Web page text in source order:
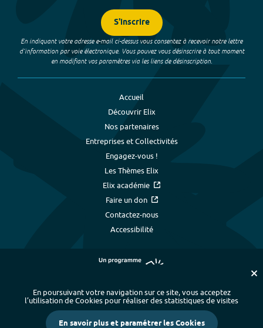
S'inscrire
En indiquant votre adresse e-mail ci-dessus vous consentez à recevoir notre lettre
d’information par voie électronique. Vous pouvez vous désinscrire à tout moment
en modifiant vos paramètres via les liens de désinscription.
Accueil
Découvrir Elix
Nos partenaires
Entreprises et Collectivités
Engagez-vous !
Les Thèmes Elix
Elix académie
Faire un don
Contactez-nous
Accessibilité
Plan du site - Index alphabétique
-
Mentions légales et données personnelles
- Paramétrer les cookies
En poursuivant votre navigation sur ce site, vous acceptez
l’utilisation de Cookies pour réaliser des statistiques de visites
En savoir plus et paramétrer les Cookies